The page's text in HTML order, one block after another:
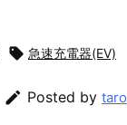
 急速充電器(EV)
 Posted by taro